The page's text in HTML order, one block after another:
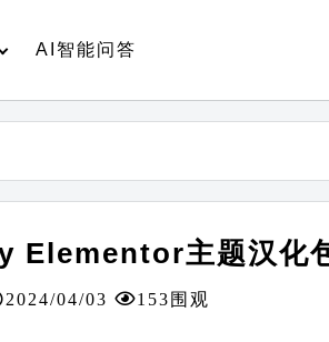
AI智能问答
Elementor主题汉化
2024/04/03 153围观